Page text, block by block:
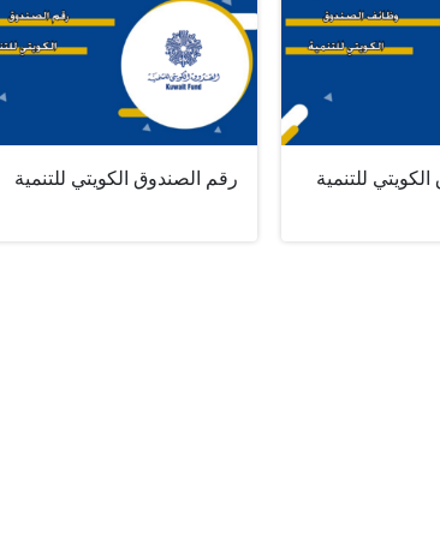
للتنمية رقم الصندوق الكويتي للتنمية